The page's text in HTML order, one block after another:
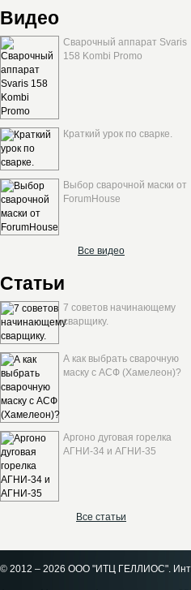
Видео
Сварочный аппарат Svaris
158 Kombi Promo
Краткий урок по сварке.
Выбор сварочной маски от
ForumHouse
Все видео
Статьи
7 советов начинающему
сварщику.
А как выбрать сварочную
маску с АСФ (Хамелеон)?
Аргоно дуговая горелка
АГНИ-34 и АГНИ-35
Все статьи
© 2012 – 2026 ООО "ИТЦ ГЕЛЛИОС".